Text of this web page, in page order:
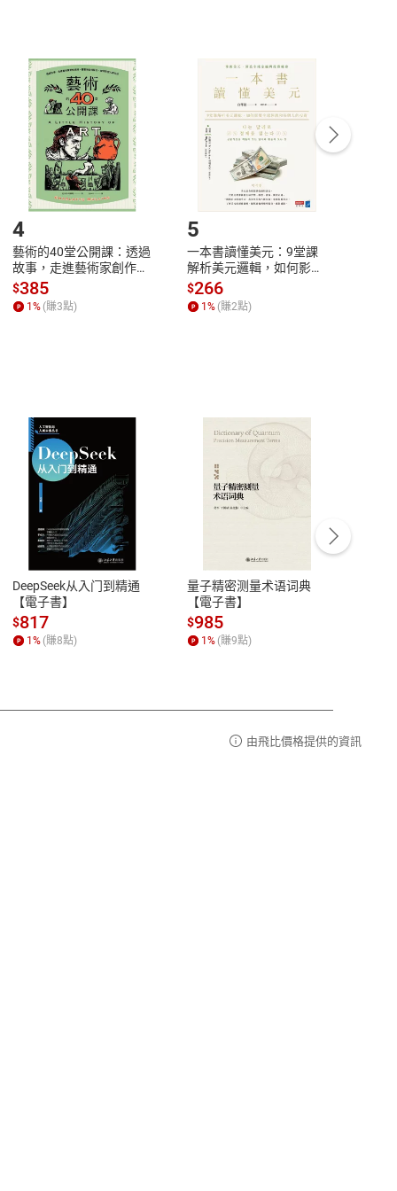
點選「瀏覽訂單明細」 「申請取消訂單/ 退
貨。
付款方式
Payment
完成訂單
Complete
號，下載書籍後看書
性
參
客服資訊
服務時間：週一到週五 10:00-12:00、
13:00-17:00 (國定假日及例假日休息)
客服電話：0080-1857077
4
藝術的40堂公開課：透過
故事，走進藝術家創作現
場，看藝術如何誕生、如
何形塑人類生活【電子
書】
$385
1% (賺3點)
5
一本書讀懂美元：9堂課
解析美元邏輯，如何影響
全球經濟和每個人的投資
【電子書】
$266
1% (賺2點)
DeepSeek从入门到精通
【電子書】
$817
1% (賺8點)
量子精密测量术语词典
【電子書】
$985
1% (賺9點)
由飛比價格提供的資訊